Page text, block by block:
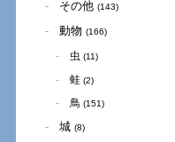
その他 (143)
動物 (166)
虫 (11)
蛙 (2)
鳥 (151)
城 (8)